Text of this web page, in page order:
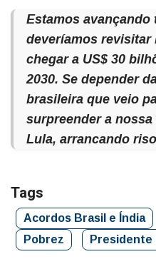
Estamos avançando
deveríamos
chegar a US$ 30
2030. Se depender
brasileira que veio
surpreender a
Lula, arrancando
Tags
Acordos Brasil e Índia
Pobrez
Presidente